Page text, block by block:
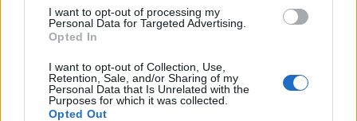
I want to opt-out of processing my
Personal Data for Targeted Advertising.
Opted In
I want to opt-out of Collection, Use,
Retention, Sale, and/or Sharing of my
Personal Data that Is Unrelated with the
Purposes for which it was collected.
Opted Out
@COOLH
OMEGR